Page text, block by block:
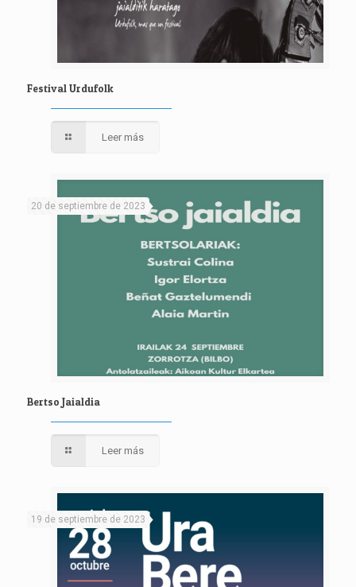
Festival Urdufolk
Leer más
20 de septiembre de 2023
Bertso Jaialdia
Leer más
19 de septiembre de 2023